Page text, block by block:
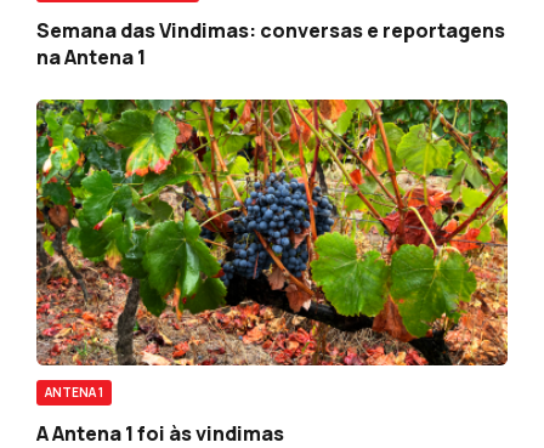
Semana das Vindimas: conversas e reportagens
na Antena 1
ANTENA 1
A Antena 1 foi às vindimas